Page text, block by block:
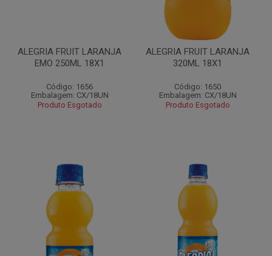
ALEGRIA FRUIT LARANJA
EMO 250ML 18X1
Código: 1656
Embalagem: CX/18UN
Produto Esgotado
ALEGRIA FRUIT LARANJA
320ML 18X1
Código: 1650
Embalagem: CX/18UN
Produto Esgotado